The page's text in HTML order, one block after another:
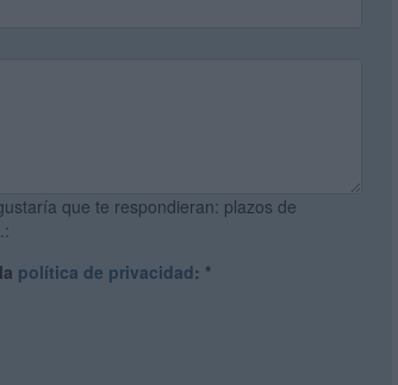
que te respondieran: plazos de
política de privacidad: *